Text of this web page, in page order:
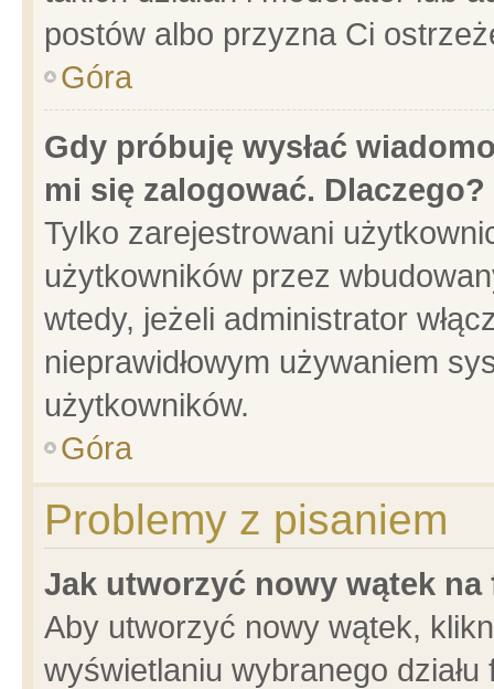
postów albo przyzna Ci
Góra
Gdy próbuję wysłać
mi się zalogować. Dlaczego?
Tylko zarejestrowani
użytkowników przez
wtedy, jeżeli administrator
nieprawidłowym używaniem
użytkowników.
Góra
Problemy z pisaniem
Jak utworzyć nowy wątek na
Aby utworzyć nowy wątek,
wyświetlaniu wybranego